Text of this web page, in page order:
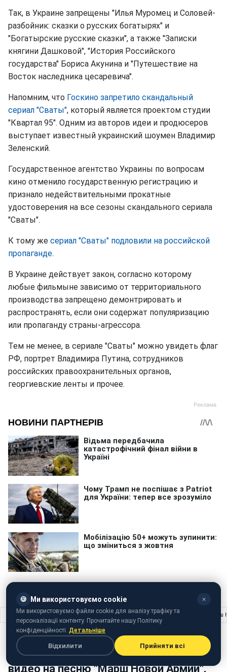
Так, в Украине запрещены "Илья Муромец и Соловей-
разбойник: сказки о русских богатырях" и
"Богатырские русские сказки", а также "Записки
княгини Дашковой", "История Российского
государства" Бориса Акунина и "Путешествие на
Восток наследника цесаревича".
Напомним, что Госкино запретило скандальный
сериал "Сваты", который является проектом студии
"Квартал 95". Одним из авторов идеи и продюсеров
выступает известный украинский шоумен Владимир
Зеленский.
Государственное агентство Украины по вопросам
кино отменило государственную регистрацию и
признало недействительными прокатные
удостоверения на все сезоны скандального сериала
"Сваты".
К тому же сериал "Сваты" подловили на российской
пропаганде.
В Украине действует закон, согласно которому
любые фильмыне зависимо от территориального
производства запрещено демонтрировать и
распространять, если они содержат популяризацию
или пропаганду страны-агрессора.
Тем не менее, в сериале "Сваты" можно увидеть флаг
РФ, портрет Владимира Путина, сотрудников
российских правоохранительных органов,
георгиевские ленты и прочее.
Головна › Життя › В сети показали захватывающее видео на песню
ЖИТТЯ 05 грудня 2017 · 17:43
В сети показали захватывающее
видео на песню "Марш Новой Армии",
🍪 Ми використовуємо cookie ✕
Ми використовуємо файли cookie для аналізу трафіку та
персоналізації контенту. Прочитайте нашу Політику
конфіденційності. Детальніше
Відхилити Прийняти всі